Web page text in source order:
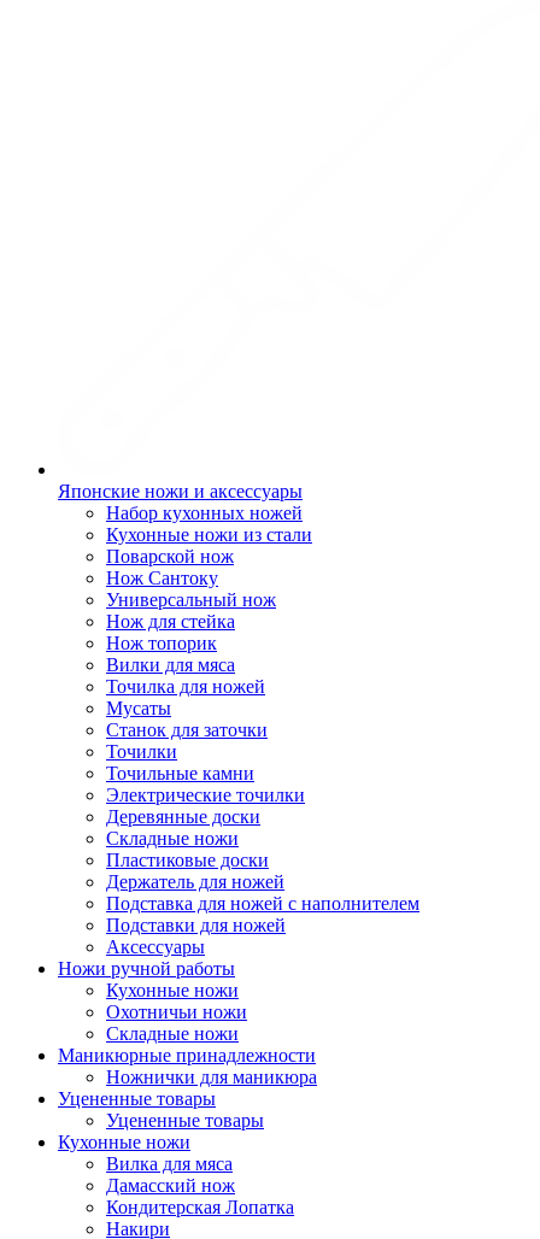
Японские ножи и аксессуары
Набор кухонных ножей
Кухонные ножи из стали
Поварской нож
Нож Сантоку
Универсальный нож
Нож для стейка
Нож топорик
Вилки для мяса
Точилка для ножей
Мусаты
Станок для заточки
Точилки
Точильные камни
Электрические точилки
Деревянные доски
Складные ножи
Пластиковые доски
Держатель для ножей
Подставка для ножей с наполнителем
Подставки для ножей
Аксессуары
Ножи ручной работы
Кухонные ножи
Охотничьи ножи
Складные ножи
Маникюрные принадлежности
Ножнички для маникюра
Уцененные товары
Уцененные товары
Кухонные ножи
Вилка для мяса
Дамасский нож
Кондитерская Лопатка
Накири